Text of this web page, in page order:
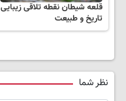
قلعه شیطان نقطه تلاقی زیبایی
تاریخ و طبیعت
نظر شما